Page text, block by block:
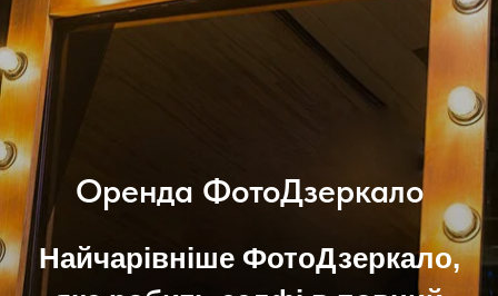
Оренда ФотоДзеркало
Найчарівніше ФотоДзеркало,